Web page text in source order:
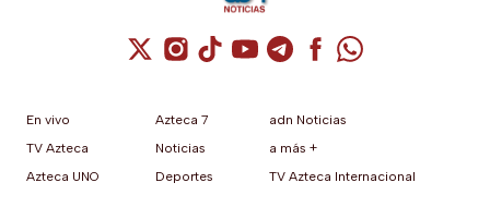
Cuenta de X / Twitter (se abre en una
Cuenta de Instagram (se abre en una
Cuenta de TikTok (se abre en
Cuenta de YouTube (se abre
Cuenta de Telegram (se
Cuenta de
Cuenta de
En vivo
TV Azteca
Azteca UNO
Azteca 7
Noticias
Deportes
adn Noticias
a más +
TV Azteca Internacional